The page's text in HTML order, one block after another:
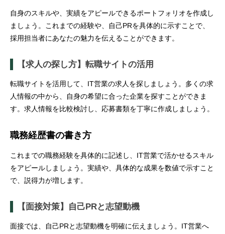
自身のスキルや、実績をアピールできるポートフォリオを作成し
ましょう。これまでの経験や、自己PRを具体的に示すことで、
採用担当者にあなたの魅力を伝えることができます。
【求人の探し方】転職サイトの活用
転職サイトを活用して、IT営業の求人を探しましょう。多くの求
人情報の中から、自身の希望に合った企業を探すことができま
す。求人情報を比較検討し、応募書類を丁寧に作成しましょう。
職務経歴書の書き方
これまでの職務経験を具体的に記述し、IT営業で活かせるスキル
をアピールしましょう。実績や、具体的な成果を数値で示すこと
で、説得力が増します。
【面接対策】自己PRと志望動機
面接では、自己PRと志望動機を明確に伝えましょう。IT営業へ